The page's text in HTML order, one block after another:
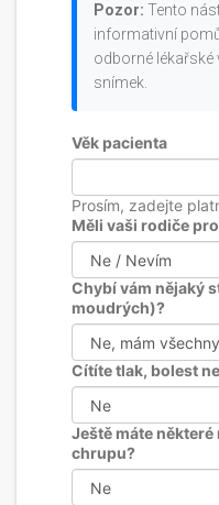
Pozor: Tento
informativní
odborné lékařské
snímek.
Věk pacienta
Prosím, zadejte
Měli vaši rodiče
Chybí vám nějaký
moudrých)?
Cítíte tlak, bolest
Ještě máte některé
chrupu?